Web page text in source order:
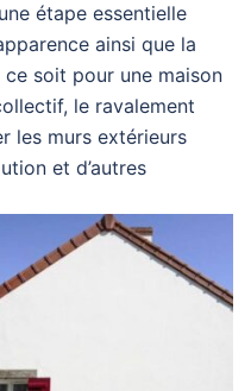
étape essentielle
ainsi que la
soit pour une maison
le ravalement
les murs extérieurs
et d’autres